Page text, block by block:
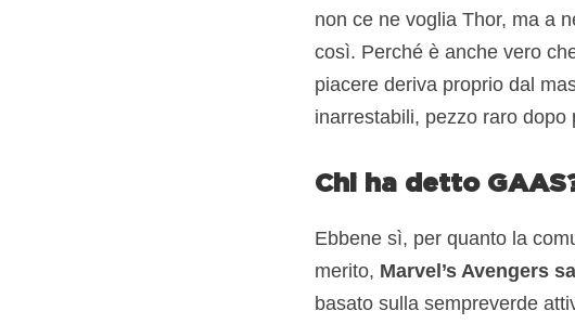
non ce ne voglia Thor, ma a
così. Perché è anche vero
piacere deriva proprio dal
inarrestabili, pezzo raro
Chi ha detto
Ebbene sì, per quanto la
merito, Marvel’s Avengers
basato sulla sempreverde